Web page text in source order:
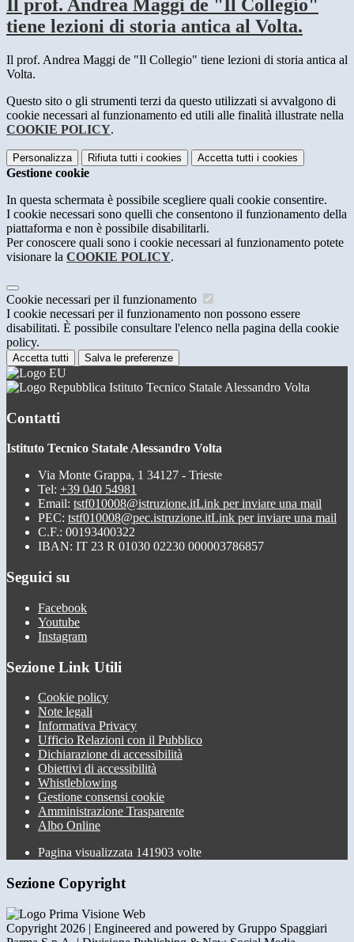
Il prof. Andrea Maggi de "Il Collegio"
tiene lezioni di storia antica al Volta.
Il prof. Andrea Maggi de "Il Collegio" tiene lezioni di storia antica al
Volta.
Questo sito o gli strumenti terzi da questo utilizzati si avvalgono di
cookie necessari al funzionamento ed utili alle finalità illustrate nella
COOKIE POLICY.
Personalizza Rifiuta tutti i cookies Accetta tutti i cookies
Gestione cookie
In questa schermata è possibile scegliere quali cookie consentire.
I cookie necessari sono quelli che consentono il funzionamento della
piattaforma e non è possibile disabilitarli.
Per conoscere quali sono i cookie necessari al funzionamento potete
visionare la COOKIE POLICY.
Cookie necessari per il funzionamento
I cookie necessari per il funzionamento non possono essere
disabilitati. È possibile consultare l'elenco nella pagina della cookie
policy.
Accetta tutti Salva le preferenze
Istituto Tecnico Statale Alessandro Volta
Contatti
Istituto Tecnico Statale Alessandro Volta
Via Monte Grappa, 1 34127 - Trieste
Tel: +39 040 54981
Email: tstf010008@istruzione.itLink per inviare una mail
PEC: tstf010008@pec.istruzione.itLink per inviare una mail
C.F.: 00193400322
IBAN: IT 23 R 01030 02230 000003786857
Seguici su
Facebook
Youtube
Instagram
Sezione Link Utili
Cookie policy
Note legali
Informativa Privacy
Ufficio Relazioni con il Pubblico
Dichiarazione di accessibilità
Obiettivi di accessibilità
Whistleblowing
Gestione consensi cookie
Amministrazione Trasparente
Albo Online
Pagina visualizzata 141903 volte
Sezione Copyright
Copyright 2026 | Engineered and powered by Gruppo Spaggiari